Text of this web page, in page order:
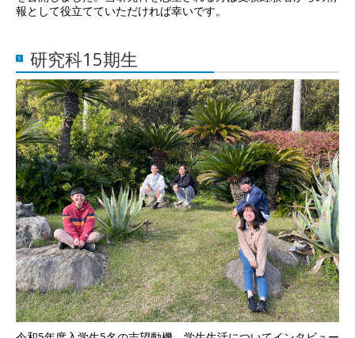
報として役立てていただければ幸いです。
研究科15期生